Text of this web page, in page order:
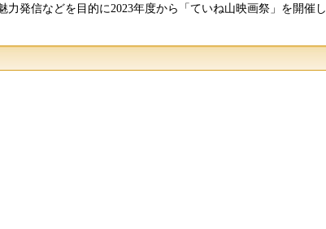
発信などを目的に2023年度から「ていね山映画祭」を開催し